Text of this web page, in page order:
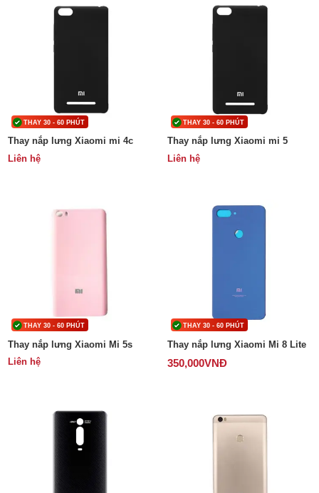
THAY 30 - 60 PHÚT
Thay nắp lưng Xiaomi mi 4c
Liên hệ
THAY 30 - 60 PHÚT
Thay nắp lưng Xiaomi mi 5
Liên hệ
THAY 30 - 60 PHÚT
Thay nắp lưng Xiaomi Mi 5s
Liên hệ
THAY 30 - 60 PHÚT
Thay nắp lưng Xiaomi Mi 8 Lite
350,000VNĐ